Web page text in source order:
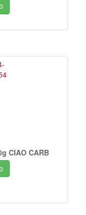
CIAO CARB